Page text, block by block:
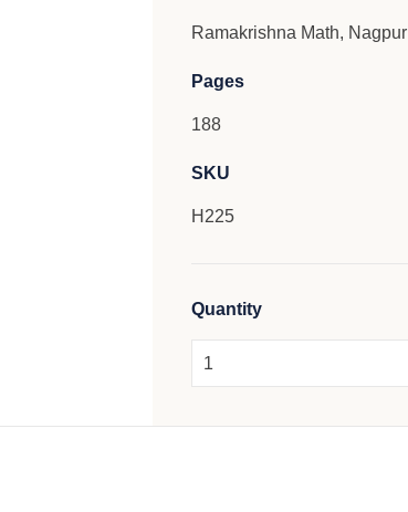
Ramakrishna Math, Nagpur
Pages
188
SKU
H225
Quantity